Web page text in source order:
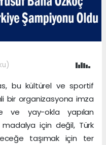
bu kültürel ve sportif
bir organizasyona imza
ve yay-okla yapılan
madalya için değil, Türk
taşımak için ter